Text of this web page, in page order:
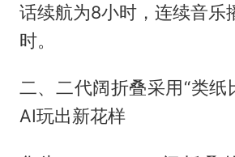
话续航为8小时，连续音乐
时。
二、二代阔折叠采用“类纸
AI玩出新花样